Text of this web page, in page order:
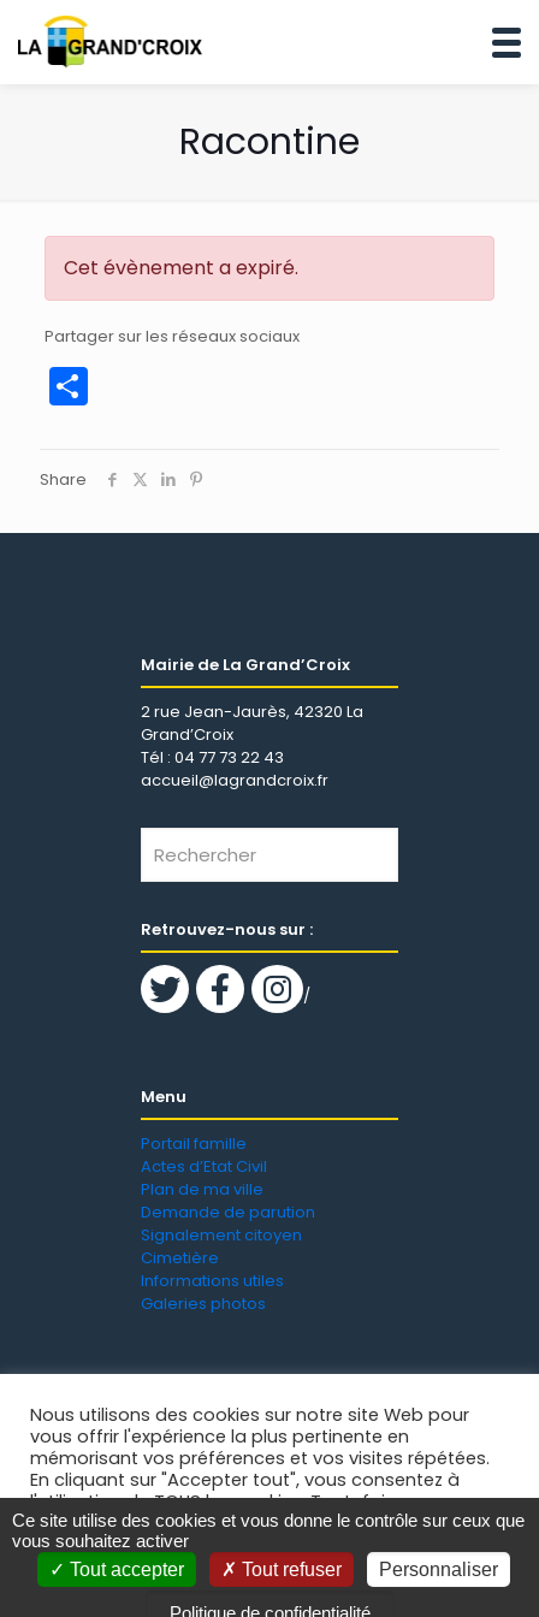
Racontine
Cet évènement a expiré.
Partager sur les réseaux sociaux
Partager
Share
Mairie de La Grand’Croix
2 rue Jean-Jaurès, 42320 La
Grand’Croix
Tél : 04 77 73 22 43
accueil@lagrandcroix.fr
Retrouvez-nous sur :
/
Menu
Portail famille
Actes d’Etat Civil
Plan de ma ville
Demande de parution
Signalement citoyen
Cimetière
Informations utiles
Galeries photos
Mentions légales
Ville de La Grand'Croix
Nous utilisons des cookies sur notre site Web pour
vous offrir l'expérience la plus pertinente en
mémorisant vos préférences et vos visites répétées.
En cliquant sur "Accepter tout", vous consentez à
l'utilisation de TOUS les cookies. Toutefois, vous
pouvez visiter "Paramètres des cookies" pour fournir
un consentement contrôlé.
Paramètres des cookies Accepter tout
Ce site utilise des cookies et vous donne le contrôle sur ceux que
vous souhaitez activer
Tout accepter
Tout refuser Personnaliser
Politique de confidentialité